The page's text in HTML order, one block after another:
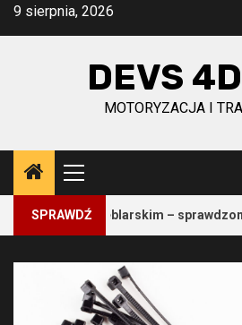
Przejdź
9 sierpnia, 2026
DEVS
MOTORYZACJA I
Menu
główne
SPRAWDŹ
meblarskim – sprawdzone